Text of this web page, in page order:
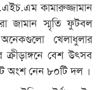
কামারুজ্জামান
জামান স্মৃতি ফুটবল
খেলাধুলার
বেশ উৎসব
অংশ নেন ৮০টি দল ।